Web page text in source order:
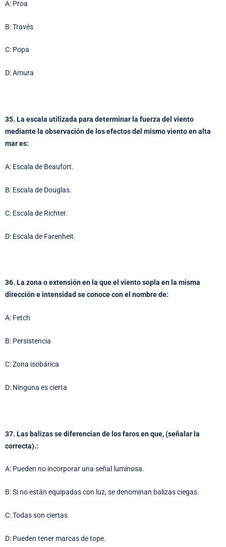
A: Proa
B: Través
C: Popa
D: Amura
35. La escala utilizada para determinar la fuerza del viento
mediante la observación de los efectos del mismo viento en alta
mar es:
A: Escala de Beaufort.
B: Escala de Douglas.
C: Escala de Richter.
D: Escala de Farenheit.
36. La zona o extensión en la que el viento sopla en la misma
dirección e intensidad se conoce con el nombre de:
A: Fetch
B: Persistencia
C: Zona isobárica
D: Ninguna es cierta
37. Las balizas se diferencian de los faros en que, (señalar la
correcta).:
A: Pueden no incorporar una señal luminosa.
B: Si no están equipadas con luz, se denominan balizas ciegas.
C: Todas son ciertas
D: Pueden tener marcas de tope.